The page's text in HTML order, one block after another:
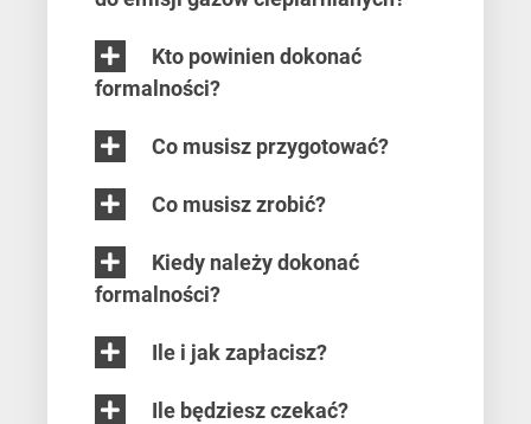
formalności?
Co musisz przygotować?
Co musisz zrobić?
formalności?
Ile i jak zapłacisz?
Ile będziesz czekać?